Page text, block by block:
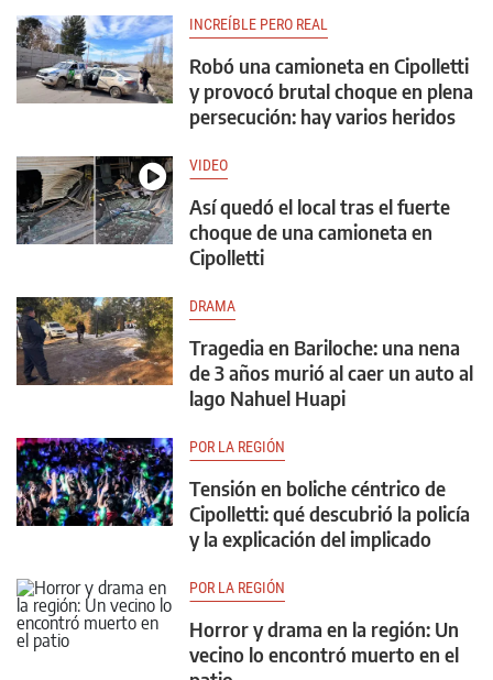
INCREÍBLE PERO REAL
Robó una camioneta en Cipolletti
y provocó brutal choque en plena
persecución: hay varios heridos
VIDEO
Así quedó el local tras el fuerte
choque de una camioneta en
Cipolletti
DRAMA
Tragedia en Bariloche: una nena
de 3 años murió al caer un auto al
lago Nahuel Huapi
POR LA REGIÓN
Tensión en boliche céntrico de
Cipolletti: qué descubrió la policía
y la explicación del implicado
POR LA REGIÓN
Horror y drama en la región: Un
vecino lo encontró muerto en el